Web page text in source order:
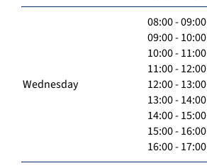
Wednesday
08:00 - 09:00
09:00 - 10:00
10:00 - 11:00
11:00 - 12:00
12:00 - 13:00
13:00 - 14:00
14:00 - 15:00
15:00 - 16:00
16:00 - 17:00